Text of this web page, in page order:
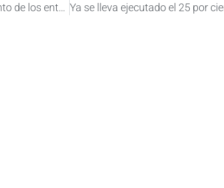
Jornada Ciudad-Puerto: el crecimiento de los entes portuarios y sus comunidades